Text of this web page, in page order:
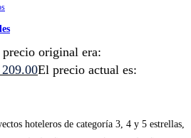
original era:
209.00El precio actual es:
hoteleros de categoría 3, 4 y 5 estrellas,